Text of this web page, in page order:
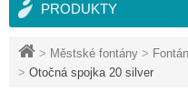
> Městské fontány >
> Otočná spojka 20 silver
PRODUKTY